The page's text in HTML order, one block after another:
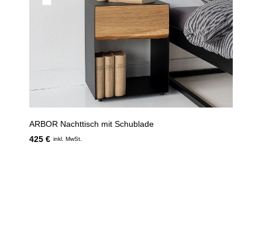
ARBOR Nachttisch mit Schublade
425 € inkl. MwSt.